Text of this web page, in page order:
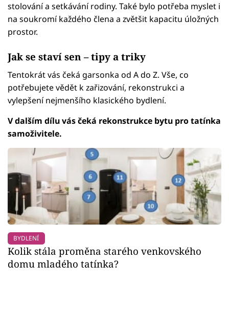
stolování a setkávání rodiny. Také bylo potřeba myslet i
na soukromí každého člena a zvětšit kapacitu úložných
prostor.
Jak se staví sen – tipy a triky
Tentokrát vás čeká garsonka od A do Z. Vše, co
potřebujete vědět k zařizování, rekonstrukci a
vylepšení nejmenšího klasického bydlení.
V dalším dílu vás čeká rekonstrukce bytu pro tatínka
samoživitele.
BYDLENÍ
Kolik stála proměna starého venkovského
domu mladého tatínka?